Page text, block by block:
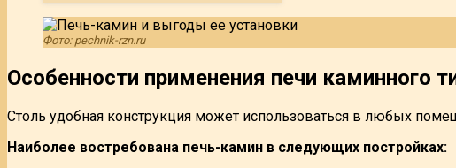
Фото: pechnik-rzn.ru
Особенности применения печи каминного
Столь удобная конструкция может использоваться в любых
Наиболее востребована печь-камин в следующих постройках: